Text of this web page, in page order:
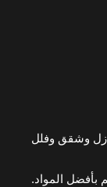
وشقق وفلل
بأفضل المواد.